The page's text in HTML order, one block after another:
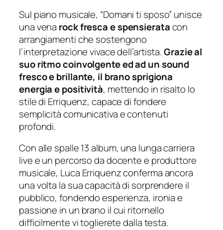
Sul piano musicale, “Domani ti sposo” unisce
una vena rock fresca e spensieratacon
arrangiamenti che sostengono
l’interpretazione vivace dell’artista.Grazie al
suo ritmo coinvolgente ed ad un sound
fresco e brillante, il brano sprigiona
energia e positività, mettendo in risalto lo
stile di Erriquenz, capace di fondere
semplicità comunicativa e contenuti
profondi.
Con alle spalle 13 album, una lunga carriera
live e un percorso da docente e produttore
musicale, Luca Erriquenz conferma ancora
una volta la sua capacità di sorprendere il
pubblico, fondendo esperienza, ironia e
passione in un brano il cui ritornello
difficilmente vi toglierete dalla testa.